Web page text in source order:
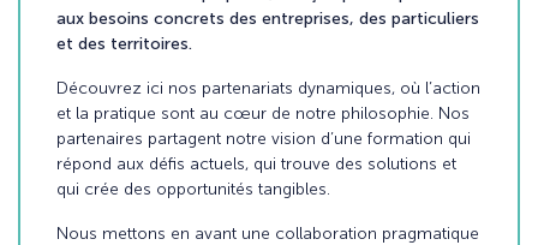
aux besoins concrets des entreprises, des particuliers
et des territoires.
Découvrez ici nos partenariats dynamiques, où l’action
et la pratique sont au cœur de notre philosophie. Nos
partenaires partagent notre vision d’une formation qui
répond aux défis actuels, qui trouve des solutions et
qui crée des opportunités tangibles.
Nous mettons en avant une collaboration pragmatique